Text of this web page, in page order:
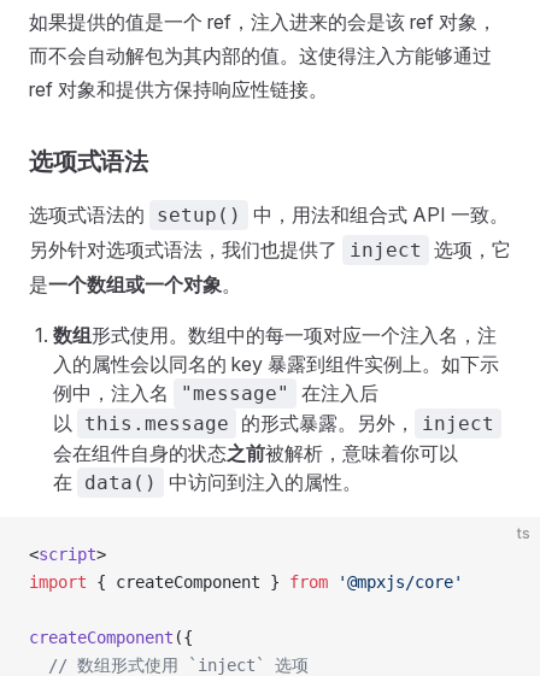
如果提供的值是一个 ref，注入进来的会是该 ref 对象，
而不会自动解包为其内部的值。这使得注入方能够通过
ref 对象和提供方保持响应性链接。
选项式语法
选项式语法的 setup()
中，用法和组合式 API 一致。
另外针对选项式语法，我们也提供了
inject
选项，它
是一个数组或一个对象。
数组形式使用。数组中的每一项对应一个注入名，注
入的属性会以同名的 key 暴露到组件实例上。如下示
例中，注入名
"message"
在注入后
以
this.message 的形式暴露。另外， inject
会在组件自身的状态之前被解析，意味着你可以
在
data() 中访问到注入的属性。
ts
<script>
import { createComponent } from '@mpxjs/core'
createComponent ({
  // 数组形式使用 `inject` 选项